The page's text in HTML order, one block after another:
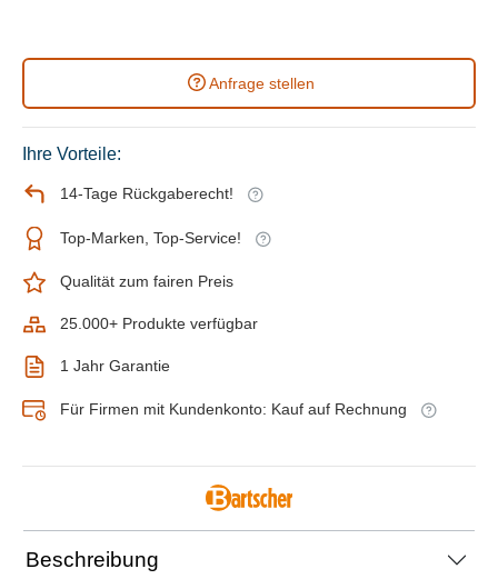
Anfrage stellen
Ihre Vorteile:
14-Tage Rückgaberecht!
Top-Marken, Top-Service!
Qualität zum fairen Preis
25.000+ Produkte verfügbar
1 Jahr Garantie
Für Firmen mit Kundenkonto: Kauf auf Rechnung
Beschreibung